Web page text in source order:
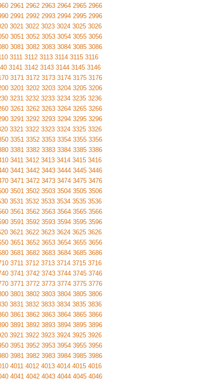
2961 2962 2963 2964 2965 2966
2991 2992 2993 2994 2995 2996
3021 3022 3023 3024 3025 3026
3051 3052 3053 3054 3055 3056
3081 3082 3083 3084 3085 3086
3111 3112 3113 3114 3115 3116
3141 3142 3143 3144 3145 3146
3171 3172 3173 3174 3175 3176
3201 3202 3203 3204 3205 3206
3231 3232 3233 3234 3235 3236
3261 3262 3263 3264 3265 3266
3291 3292 3293 3294 3295 3296
3321 3322 3323 3324 3325 3326
3351 3352 3353 3354 3355 3356
3381 3382 3383 3384 3385 3386
3411 3412 3413 3414 3415 3416
3441 3442 3443 3444 3445 3446
3471 3472 3473 3474 3475 3476
3501 3502 3503 3504 3505 3506
3531 3532 3533 3534 3535 3536
3561 3562 3563 3564 3565 3566
3591 3592 3593 3594 3595 3596
3621 3622 3623 3624 3625 3626
3651 3652 3653 3654 3655 3656
3681 3682 3683 3684 3685 3686
3711 3712 3713 3714 3715 3716
3741 3742 3743 3744 3745 3746
3771 3772 3773 3774 3775 3776
3801 3802 3803 3804 3805 3806
3831 3832 3833 3834 3835 3836
3861 3862 3863 3864 3865 3866
3891 3892 3893 3894 3895 3896
3921 3922 3923 3924 3925 3926
3951 3952 3953 3954 3955 3956
3981 3982 3983 3984 3985 3986
4011 4012 4013 4014 4015 4016
4041 4042 4043 4044 4045 4046